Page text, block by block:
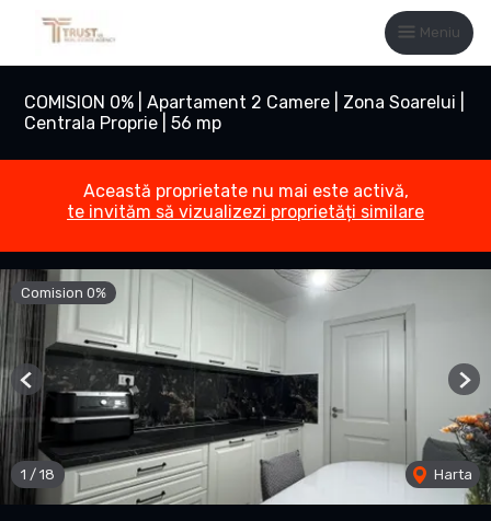
Meniu
COMISION 0% | Apartament 2 Camere | Zona Soarelui |
Centrala Proprie | 56 mp
Această proprietate nu mai este activă,
te invităm să vizualizezi proprietăți similare
Comision 0%
1 / 18 Harta
Previous